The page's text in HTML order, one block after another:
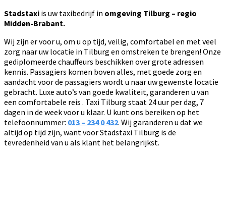
Stadstaxi is uw taxibedrijf in omgeving Tilburg – regio
Midden-Brabant.
Wij zijn er voor u, om u op tijd, veilig, comfortabel en met veel
zorg naar uw locatie in Tilburg en omstreken te brengen! Onze
gediplomeerde chauffeurs beschikken over grote adressen
kennis. Passagiers komen boven alles, met goede zorg en
aandacht voor de passagiers wordt u naar uw gewenste locatie
gebracht. Luxe auto’s van goede kwaliteit, garanderen u van
een comfortabele reis . Taxi Tilburg staat 24 uur per dag, 7
dagen in de week voor u klaar. U kunt ons bereiken op het
telefoonnummer: 013 – 234 0 432. Wij garanderen u dat we
altijd op tijd zijn, want voor Stadstaxi Tilburg is de
tevredenheid van u als klant het belangrijkst.